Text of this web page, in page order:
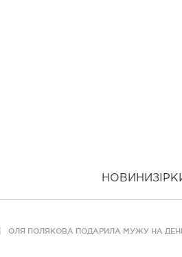
НОВИНИ
ОЛЯ ПОЛЯКОВА ПОДАРИЛА МУЖУ НА